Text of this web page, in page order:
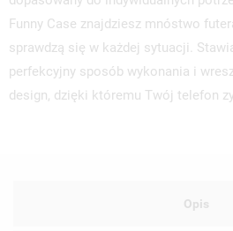
Funny Case znajdziesz mnóstwo
sprawdzą się w każdej sytuacji.
perfekcyjny sposób wykonania i
design, dzięki któremu Twój telefon
Opis